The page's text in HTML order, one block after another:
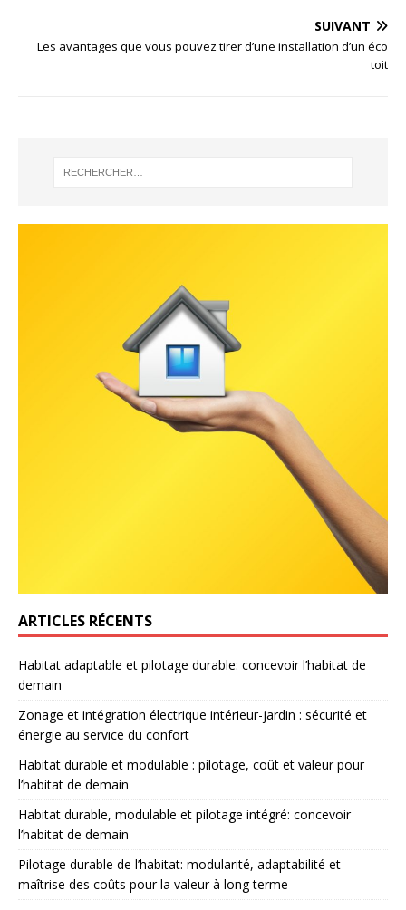
SUIVANT
Les avantages que vous pouvez tirer d’une installation d’un éco
toit
ARTICLES RÉCENTS
Habitat adaptable et pilotage durable: concevoir l’habitat de
demain
Zonage et intégration électrique intérieur-jardin : sécurité et
énergie au service du confort
Habitat durable et modulable : pilotage, coût et valeur pour
l’habitat de demain
Habitat durable, modulable et pilotage intégré: concevoir
l’habitat de demain
Pilotage durable de l’habitat: modularité, adaptabilité et
maîtrise des coûts pour la valeur à long terme